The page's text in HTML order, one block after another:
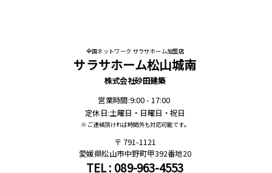
全国ネットワーク サラサホーム加盟店
サラサホーム松山城南
株式会社砂田建築
営業時間:9:00 - 17:00
定休日:土曜日・日曜日・祝日
※ ご連絡頂ければ時間外も対応可能です。
791-1121
愛媛県松山市中野町甲392番地20
TEL : 089-963-4553